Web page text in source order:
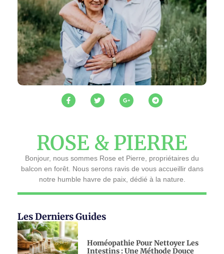
ROSE & PIERRE
Bonjour, nous sommes Rose et Pierre, propriétaires du
balcon en forêt. Nous serons ravis de vous accueillir dans
notre humble havre de paix, dédié à la nature.
Les Derniers Guides
Homéopathie Pour Nettoyer Les
Intestins : Une Méthode Douce